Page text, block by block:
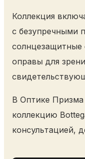
Коллекция
с безупречными
солнцезащитные
оправы для
В Оптике
коллекцию
консультацией,